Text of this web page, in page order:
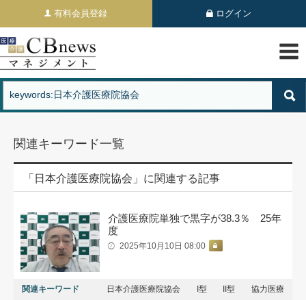
有料会員登録 ログイン
関連キーワード一覧
「日本介護医療院協会」に関連する記事
介護医療院単独で黒字が38.3％ 25年
度
2025年10月10日 08:00
関連キーワード 日本介護医療院協会 I型 II型
協力医療